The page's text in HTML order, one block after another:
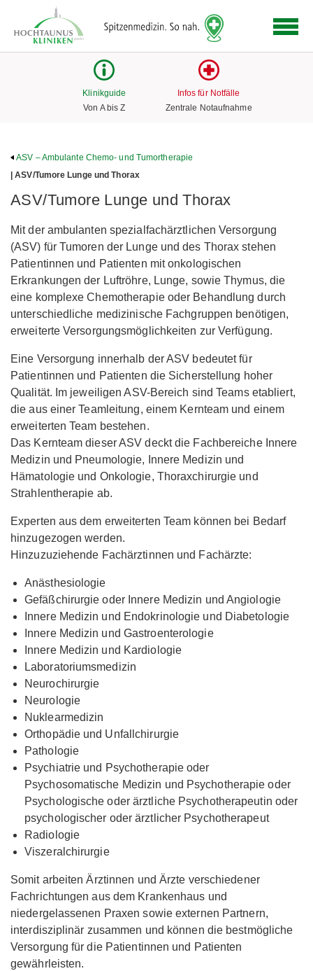
Link
zur
Klinikguide
Von A bis Z
Infos für Notfälle
Zentrale Notaufnahme
ASV – Ambulante Chemo- und Tumortherapie
| ASV/Tumore Lunge und Thorax
ASV/Tumore Lunge und Thorax
Mit der ambulanten spezialfachärztlichen Versorgung
(ASV) für Tumoren der Lunge und des Thorax stehen
Patientinnen und Patienten mit onkologischen
Erkrankungen der Luftröhre, Lunge, sowie Thymus, die
eine komplexe Chemotherapie oder Behandlung durch
unterschiedliche medizinische Fachgruppen benötigen,
erweiterte Versorgungsmöglichkeiten zur Verfügung.
Eine Versorgung innerhalb der ASV bedeutet für
Patientinnen und Patienten die Sicherstellung hoher
Qualität. Im jeweiligen ASV-Bereich sind Teams etabliert,
die aus einer Teamleitung, einem Kernteam und einem
erweiterten Team bestehen.
Das Kernteam dieser ASV deckt die Fachbereiche Innere
Medizin und Pneumologie, Innere Medizin und
Hämatologie und Onkologie, Thoraxchirurgie und
Strahlentherapie ab.
Experten aus dem erweiterten Team können bei Bedarf
hinzugezogen werden.
Hinzuzuziehende Fachärztinnen und Fachärzte:
Anästhesiologie
Gefäßchirurgie oder Innere Medizin und Angiologie
Innere Medizin und Endokrinologie und Diabetologie
Innere Medizin und Gastroenterologie
Innere Medizin und Kardiologie
Laboratoriumsmedizin
Neurochirurgie
Neurologie
Nuklearmedizin
Orthopädie und Unfallchirurgie
Pathologie
Psychiatrie und Psychotherapie oder
Psychosomatische Medizin und Psychotherapie oder
Psychologische oder ärztliche Psychotherapeutin oder
psychologischer oder ärztlicher Psychotherapeut
Radiologie
Viszeralchirurgie
Somit arbeiten Ärztinnen und Ärzte verschiedener
Fachrichtungen aus dem Krankenhaus und
niedergelassenen Praxen sowie externen Partnern,
interdisziplinär zusammen und können die bestmögliche
Versorgung für die Patientinnen und Patienten
gewährleisten.